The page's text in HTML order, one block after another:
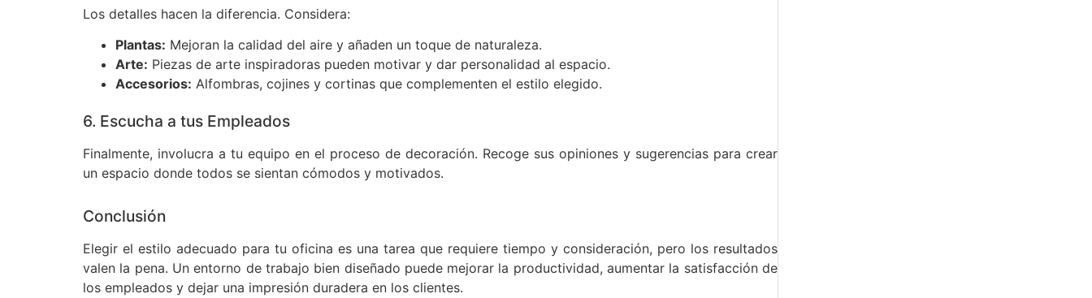
Los detalles hacen la diferencia. Considera:
Plantas: Mejoran la calidad del aire y añaden un toque de naturaleza.
Arte: Piezas de arte inspiradoras pueden motivar y dar personalidad al espacio.
Accesorios: Alfombras, cojines y cortinas que complementen el estilo elegido.
6. Escucha a tus Empleados
Finalmente, involucra a tu equipo en el proceso de decoración. Recoge sus opiniones y sugerencias para crear
un espacio donde todos se sientan cómodos y motivados.
Conclusión
Elegir el estilo adecuado para tu oficina es una tarea que requiere tiempo y consideración, pero los resultados
valen la pena. Un entorno de trabajo bien diseñado puede mejorar la productividad, aumentar la satisfacción de
los empleados y dejar una impresión duradera en los clientes.